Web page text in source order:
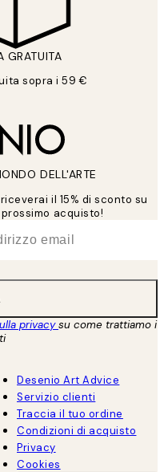
GRATUITA
sopra i 59 €
DELL'ARTE
il 15% di sconto su
acquisto!
privacysu come trattiamo i
Desenio Art Advice
Servizio clienti
Traccia il tuo ordine
Condizioni di acquisto
Privacy
Cookies